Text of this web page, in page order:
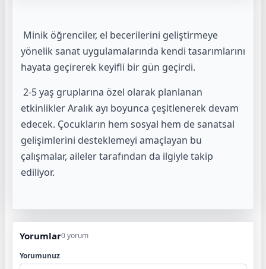
Minik öğrenciler, el becerilerini geliştirmeye
yönelik sanat uygulamalarında kendi tasarımlarını
hayata geçirerek keyifli bir gün geçirdi.
2-5 yaş gruplarına özel olarak planlanan
etkinlikler Aralık ayı boyunca çeşitlenerek devam
edecek. Çocukların hem sosyal hem de sanatsal
gelişimlerini desteklemeyi amaçlayan bu
çalışmalar, aileler tarafından da ilgiyle takip
ediliyor.
Yorumlar0 yorum
Yorumunuz